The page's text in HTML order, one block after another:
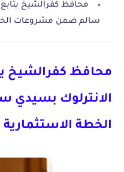
محافظ كفرالشيخ
سالم ضمن مشروعات
محافظ كفرالشيخ
الانترلوك
الخطة الاستثمارية